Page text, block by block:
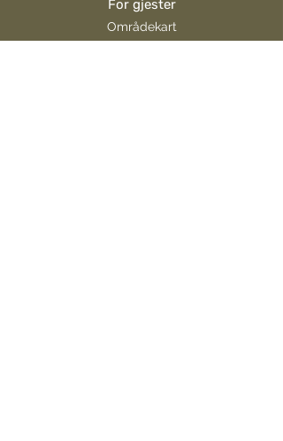
For gjester
Områdekart